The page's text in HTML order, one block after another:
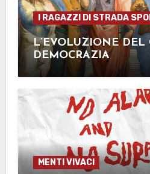
I RAGAZZI DI STRADA
L’EVOLUZIONE DEL
DEMOCRAZIA
MENTI VIVACI